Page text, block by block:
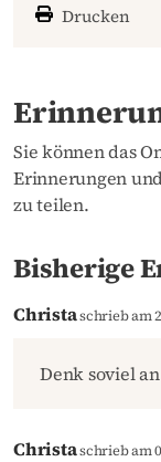
Drucken
Sie können das
Erinnerungen
zu teilen.
Bisherige
Christaschrieb am
Denk soviel
Christaschrieb am